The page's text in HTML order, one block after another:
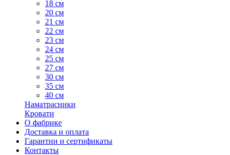
18 см
20 см
21 см
22 см
23 см
24 см
25 см
27 см
30 см
35 см
40 см
Наматрасники
Кровати
О фабрике
Доставка и оплата
Гарантии и сертификаты
Контакты